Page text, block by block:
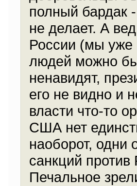
полный бардак
не делает. А
России (мы уже
людей можно
ненавидят,
его не видно и
власти что-то
США нет
наоборот, одни
санкций
Печальное